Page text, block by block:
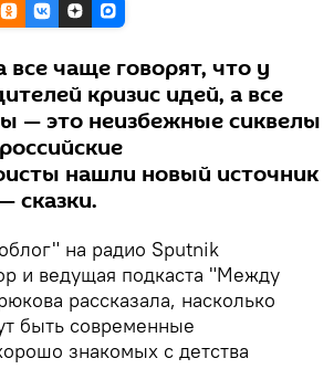
все чаще говорят, что у
кризис идей, а все
— это неизбежные сиквелы
нашли новый источник
сказки.
на радио Sputnik
и ведущая подкаста "Между
рассказала, насколько
быть современные
знакомых с детства